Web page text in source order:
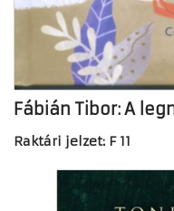
Fábián Tibor: A
Raktári jelzet: F 11